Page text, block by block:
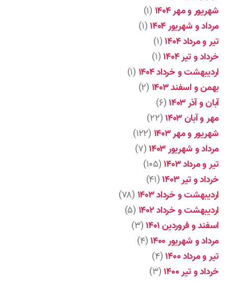
شهریور و مهر ۱۴۰۴
(۱)
مرداد و شهریور ۱۴۰۴
(۱)
تیر و مرداد ۱۴۰۴
(۱)
خرداد و تیر ۱۴۰۴
(۱)
اردیبهشت و خرداد ۱۴۰۴
(۱)
بهمن و اسفند ۱۴۰۳
(۲)
آبان و آذر ۱۴۰۳
(۶)
مهر و آبان ۱۴۰۳
(۲۲)
شهریور و مهر ۱۴۰۳
(۱۲۲)
مرداد و شهریور ۱۴۰۳
(۷)
تیر و مرداد ۱۴۰۳
(۱۰۵)
خرداد و تیر ۱۴۰۳
(۴۱)
اردیبهشت و خرداد ۱۴۰۳
(۷۸)
اردیبهشت و خرداد ۱۴۰۲
(۵)
اسفند و فروردین ۱۴۰۱
(۳)
مرداد و شهریور ۱۴۰۰
(۴)
تیر و مرداد ۱۴۰۰
(۴)
خرداد و تیر ۱۴۰۰
(۳)